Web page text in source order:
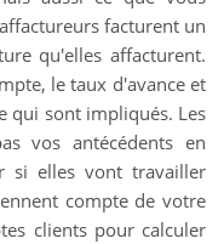
facturent un
qu'elles affacturent.
le taux d'avance et
qui sont impliqués. Les
vos antécédents en
si elles vont travailler
compte de votre
clients pour calculer